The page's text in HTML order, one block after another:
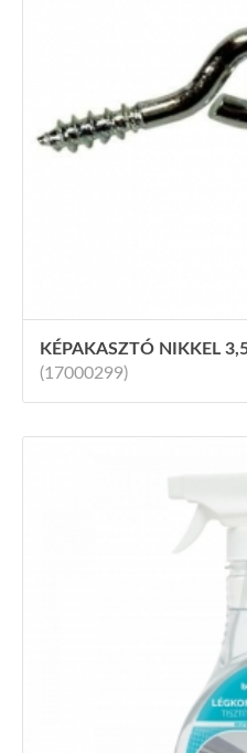
KÉPAKASZTÓ NIKKEL
(17000299)